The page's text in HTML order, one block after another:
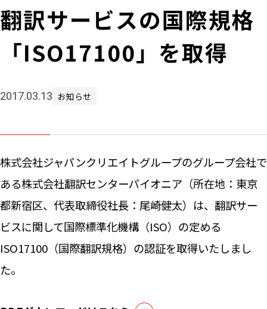
業務請
店舗運
ニュー
翻訳サービスの国際規格
「ISO17100」を取得
2017.03.13 お知らせ
株式会社ジャパンクリエイトグループのグループ会社で
ある株式会社翻訳センターパイオニア（所在地：東京
都新宿区、代表取締役社長：尾崎健太）は、翻訳サー
ビスに関して国際標準化機構（ISO）の定める
ISO17100（国際翻訳規格）の認証を取得いたしまし
た。